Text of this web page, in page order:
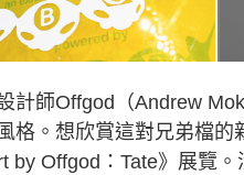
計師Offgod（Andrew
格。想欣賞這對兄弟檔
Offgod：Tate》展覽